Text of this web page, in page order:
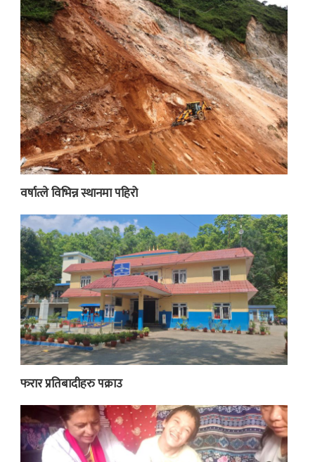
वर्षात्ले विभिन्न स्थानमा पहिरो
फरार प्रतिबादीहरु पक्राउ